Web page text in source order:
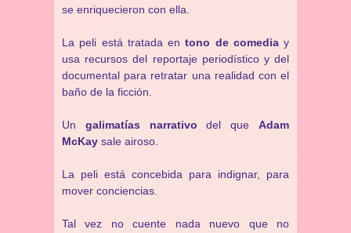
se enriquecieron con ella.
La peli está tratada entono de comediay
usa recursos del reportaje periodístico y del
documental para retratar una realidad con el
baño de la ficción.
Un galimatías narrativo del queAdam
McKay sale airoso.
La peli está concebida para indignar, para
mover conciencias.
Tal vez no cuente nada nuevo que no